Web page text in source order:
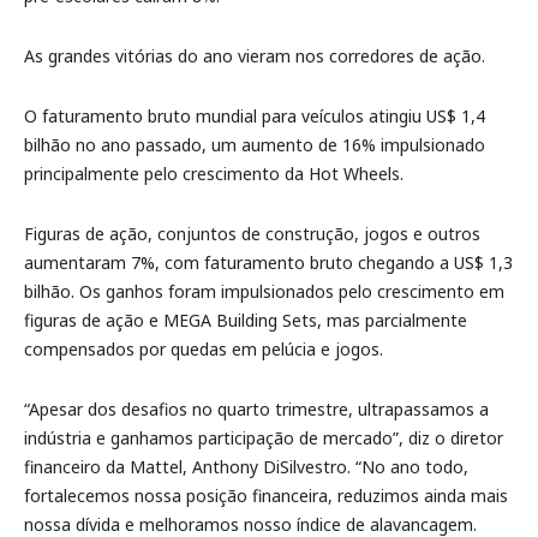
As grandes vitórias do ano vieram nos corredores de ação.
O faturamento bruto mundial para veículos atingiu US$ 1,4
bilhão no ano passado, um aumento de 16% impulsionado
principalmente pelo crescimento da Hot Wheels.
Figuras de ação, conjuntos de construção, jogos e outros
aumentaram 7%, com faturamento bruto chegando a US$ 1,3
bilhão. Os ganhos foram impulsionados pelo crescimento em
figuras de ação e MEGA Building Sets, mas parcialmente
compensados por quedas em pelúcia e jogos.
“Apesar dos desafios no quarto trimestre, ultrapassamos a
indústria e ganhamos participação de mercado”, diz o diretor
financeiro da Mattel, Anthony DiSilvestro. “No ano todo,
fortalecemos nossa posição financeira, reduzimos ainda mais
nossa dívida e melhoramos nosso índice de alavancagem.